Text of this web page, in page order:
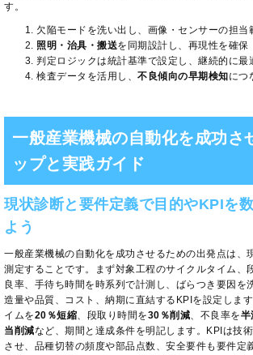
す。
欠陥モードを洗い出し、画像・センサーの担当
照明・治具・搬送を同期設計し、再現性を確保
判定ロジックは統計基準で設定し、継続的に最
検査データを活用し、 不良傾向の早期検知につ
一般産業機械の自動化を成功さ
ップと実践ガイド
現状診断と要件定義で目的やKPIを
よう
一般産業機械の自動化を成功させるための出発点は、
測定することです。まず対象工程のサイクルタイム、
良率、手待ち時間を時系列で計測し、ばらつき要因を
造量や品質、コスト、納期に直結するKPIを設定しま
イムを20％短縮、段取り時間を30％削減、不良率を半
当削減など、期間と達成条件を明記します。KPIは技
させ、品種切替の頻度や部品点数、安全要件も要件定